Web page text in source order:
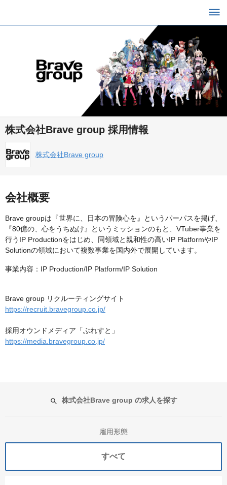
株式会社Brave group 採用情報
株式会社Brave group
会社概要
Brave groupは『世界に、日本の冒険心を』というパーパスを掲げ、
『80億の、心をうちぬけ』というミッションのもと、VTuber事業を
行うIP Productionをはじめ、同領域と親和性の高いIP PlatformやIP
Solutionの領域において複数事業を国内外で展開しています。
事業内容：IP Production/IP Platform/IP Solution
Brave group リクルーティングサイト
https://recruit.bravegroup.co.jp/
採用オウンドメディア「ぶれすと」
https://media.bravegroup.co.jp/
株式会社Brave group の求人を探す
雇用形態
すべて